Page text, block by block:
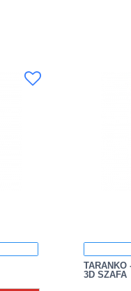
TARANKO
3D SZAFA